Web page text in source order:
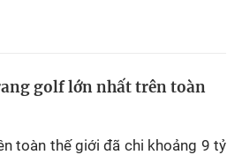
golf lớn nhất trên toàn
toàn thế giới đã chi khoảng 9 tỷ